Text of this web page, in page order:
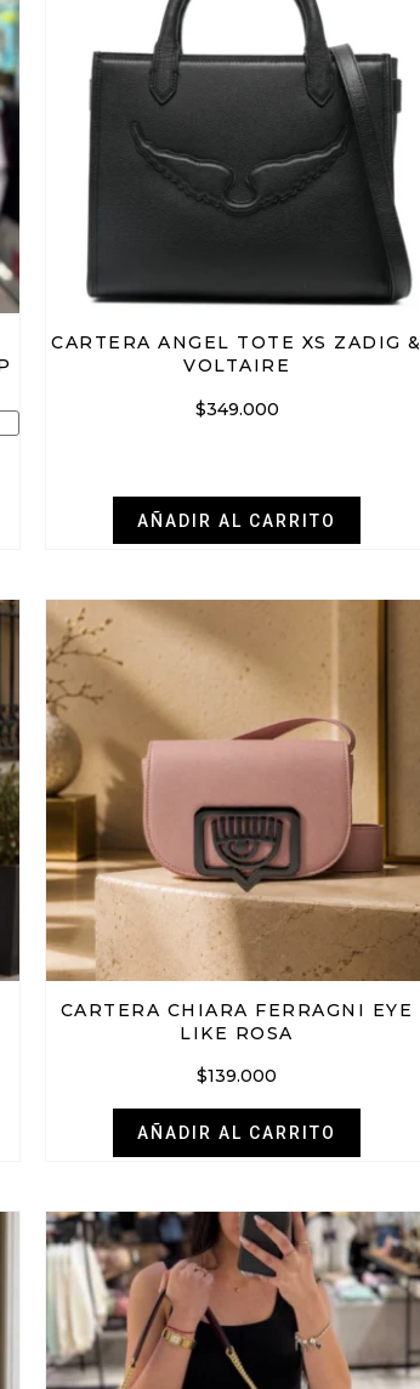
CARTERA ANGEL TOTE XS ZADIG &
VOLTAIRE
$349.000
AÑADIR AL CARRITO
CARTERA CHIARA FERRAGNI EYE
LIKE ROSA
$139.000
AÑADIR AL CARRITO